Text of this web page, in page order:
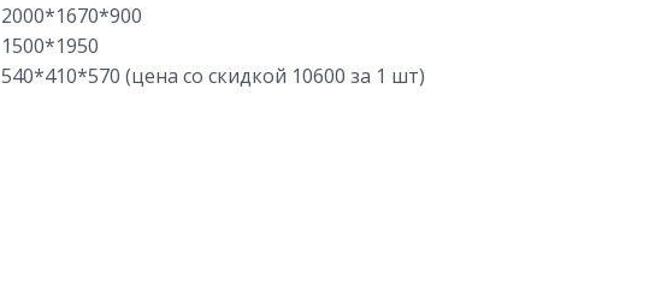
2000*1670*900
1500*1950
540*410*570 (цена со скидкой 10600 за 1 шт)